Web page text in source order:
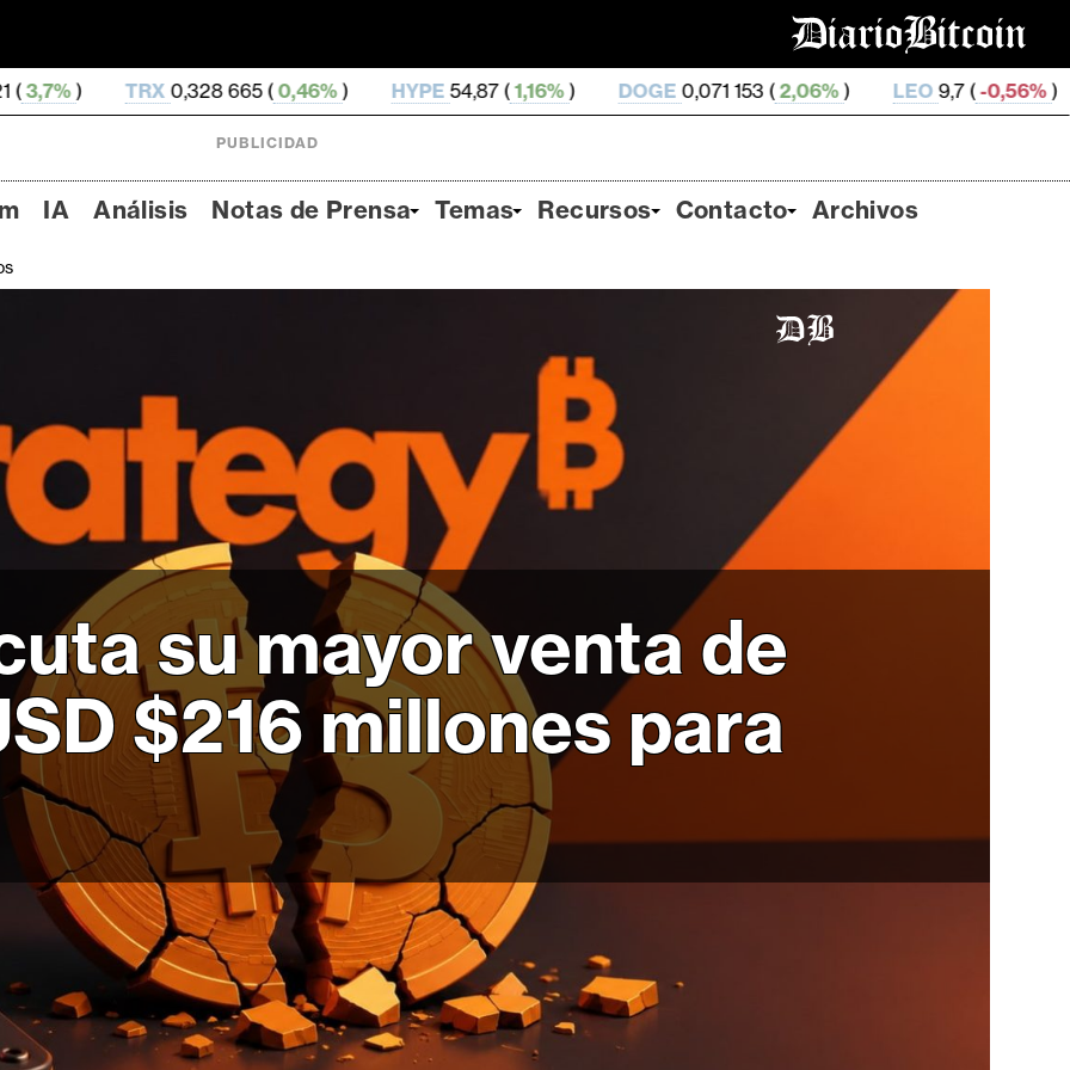
0,328 665 (0,46%) HYPE54,87 ( 1,16%) DOGE0,071 153 (2,06%) LEO9,7 (-0,56%) ZEC505,46
PUBLICIDAD
IA Análisis Notas de Prensa Temas Recursos Contacto Archivos
su mayor venta de
$216 millones para